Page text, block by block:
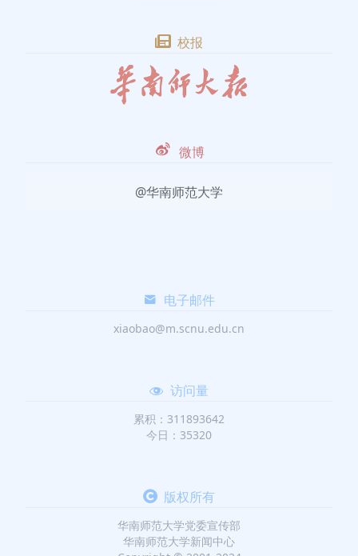
校报
微博
@华南师范大学
电子邮件
xiaobao@m.scnu.edu.cn
访问量
累积：311893642
今日：35320
版权所有
华南师范大学党委宣传部
华南师范大学新闻中心